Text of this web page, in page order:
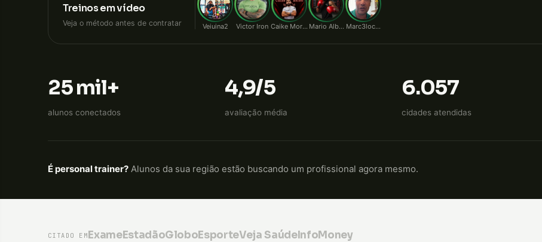
Treinos em vídeo
Veja o método antes de contratar Veiuina2 Victor Iron Caike MoraesMario AlbertoMarc3locunha
25 mil+
alunos conectados
4,9/5
avaliação média
6.057
cidades atendidas
É personal trainer? Alunos da sua região estão buscando um profissional agora mesmo.
CITADO EM ExameEstadãoGloboEsporteVeja SaúdeInfoMoney